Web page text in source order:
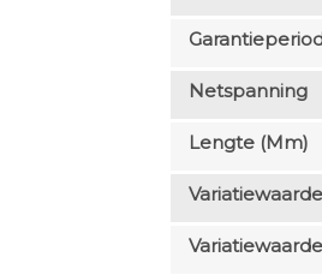
Netspanning
Lengte (mm)